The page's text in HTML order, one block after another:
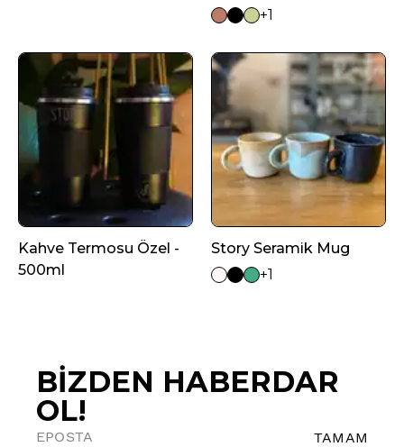
+1
Kahve Termosu Özel -
500ml
Story Seramik Mug
+1
BİZDEN HABERDAR
OL!
TAMAM